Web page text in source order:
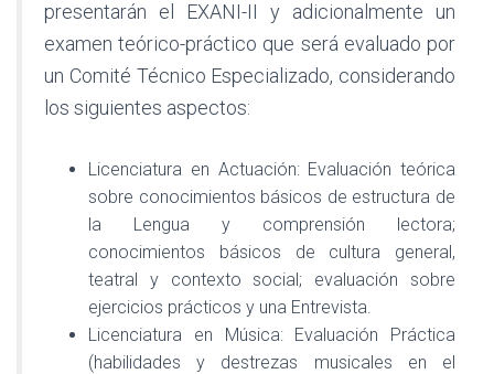
presentarán el EXANI-II y adicionalmente un
examen teórico-práctico que será evaluado por
un Comité Técnico Especializado, considerando
los siguientes aspectos:
Licenciatura en Actuación: Evaluación teórica
sobre conocimientos básicos de estructura de
la Lengua y comprensión lectora;
conocimientos básicos de cultura general,
teatral y contexto social; evaluación sobre
ejercicios prácticos y una Entrevista.
Licenciatura en Música: Evaluación Práctica
(habilidades y destrezas musicales en el